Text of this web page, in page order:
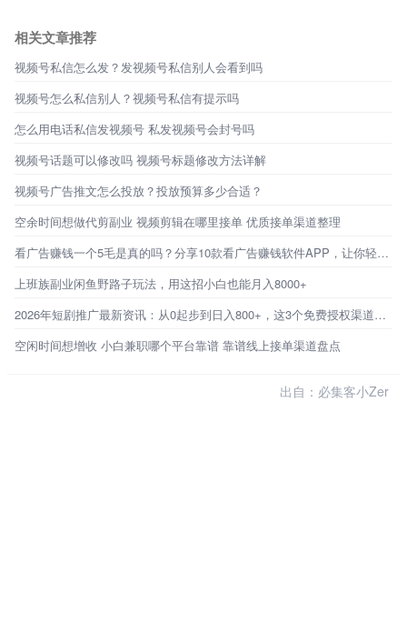
相关文章推荐
视频号私信怎么发？发视频号私信别人会看到吗
视频号怎么私信别人？视频号私信有提示吗
怎么用电话私信发视频号 私发视频号会封号吗
视频号话题可以修改吗 视频号标题修改方法详解
视频号广告推文怎么投放？投放预算多少合适？
空余时间想做代剪副业 视频剪辑在哪里接单 优质接单渠道整理
看广告赚钱一个5毛是真的吗？分享10款看广告赚钱软件APP，让你轻松赚钱
上班族副业闲鱼野路子玩法，用这招小白也能月入8000+
2026年短剧推广最新资讯：从0起步到日入800+，这3个免费授权渠道才是普通人的破局点
空闲时间想增收 小白兼职哪个平台靠谱 靠谱线上接单渠道盘点
出自：必集客小Zer